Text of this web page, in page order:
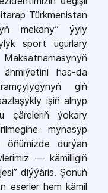
Türkmenistan
mekany” ýyly
sport ugurlary
has-da
giň
işiň alnyp
çäreleriň ýokary
mynasyp
durýan
— kämilligiň
diýýäris. Şonuň
eserler hem kämil